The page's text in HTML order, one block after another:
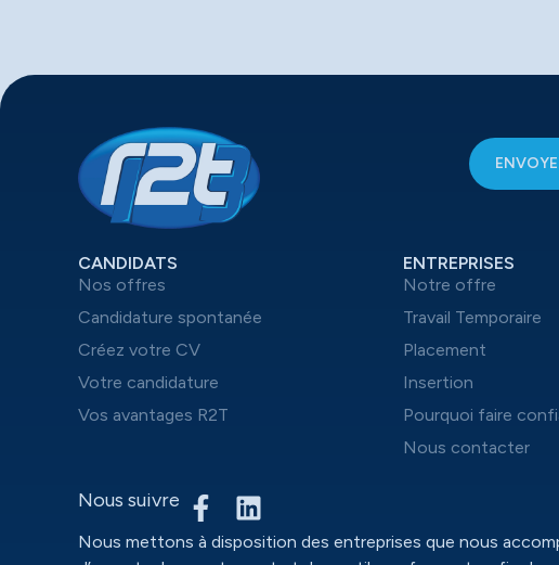
CANDIDATS
Nos offres
Candidature spontanée
Créez votre CV
Votre candidature
Vos avantages R2T
ENTREPRISES
Notre offre
Travail Temporaire
Placement
Insertion
Pourquoi faire
Nous contacter
Nous suivre
Nous mettons à disposition des entreprises que nous